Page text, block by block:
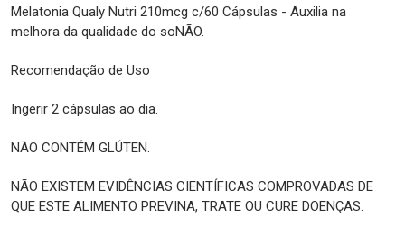
Melatonia Qualy Nutri 210mcg c/60 Cápsulas - Auxilia na
melhora da qualidade do soNÃO.
Recomendação de Uso
Ingerir 2 cápsulas ao dia.
NÃO CONTÉM GLÚTEN.
NÃO EXISTEM EVIDÊNCIAS CIENTÍFICAS COMPROVADAS DE
QUE ESTE ALIMENTO PREVINA, TRATE OU CURE DOENÇAS.